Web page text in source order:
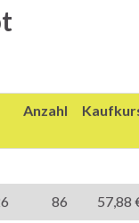
Anzahl
86 57,88